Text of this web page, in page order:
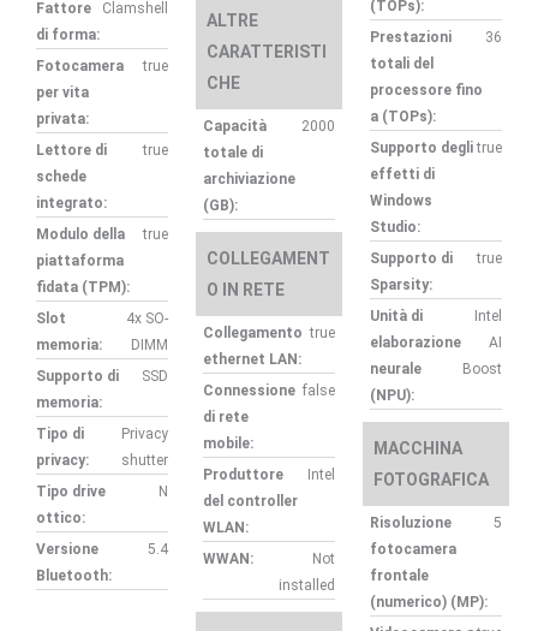
Fattore
di forma:
Clamshell
Fotocamera
per vita
privata:
true
Lettore di
schede
integrato:
true
Modulo della
piattaforma
fidata (TPM):
true
Slot
memoria:
4x SO-
DIMM
Supporto di
memoria:
SSD
Tipo di
privacy:
Privacy
shutter
Tipo drive
ottico:
N
Versione
Bluetooth:
5.4
ALTRE
CARATTERISTI
CHE
Capacità
totale di
archiviazione
(GB):
2000
COLLEGAMENT
O IN RETE
Collegamento
ethernet LAN:
true
Connessione
di rete
mobile:
false
Produttore
del controller
WLAN:
Intel
WWAN:
Not
installed
(TOPs):
Prestazioni
totali del
processore fino
a (TOPs):
36
Supporto degli
effetti di
Windows
Studio:
true
Supporto di
Sparsity:
true
Unità di
elaborazione
neurale
(NPU):
Intel
AI
Boost
MACCHINA
FOTOGRAFICA
Risoluzione
fotocamera
frontale
(numerico) (MP):
5